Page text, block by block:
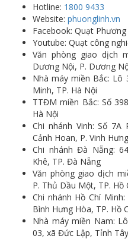
Hotline: 1800 9433
Website: phuonglinh.vn
Facebook: Quạt Phương
Youtube: Quạt công
Văn phòng giao dịch
Dương Nội, P. Dương
Nhà máy miền Bắc: Lô
Minh, TP. Hà Nội
TTĐM miền Bắc: Số
Hà Nội
Chi nhánh Vinh: Số
Cảnh Hoan, P. Vinh
Chi nhánh Đà Nẵng:
Khê, TP. Đà Nẵng
Văn phòng giao dịch
P. Thủ Dầu Một, TP. Hồ
Chi nhánh Hồ Chí
Bình Hưng Hòa, TP. Hồ
Nhà máy miền Nam:
03, xã Đức Lập, Tỉnh